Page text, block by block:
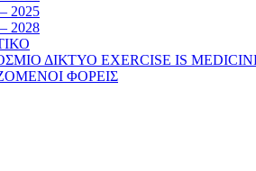
2025
2028
ΔΙΚΤΥΟ EXERCISE IS
ΦΟΡΕΙΣ